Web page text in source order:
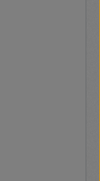
98 m3